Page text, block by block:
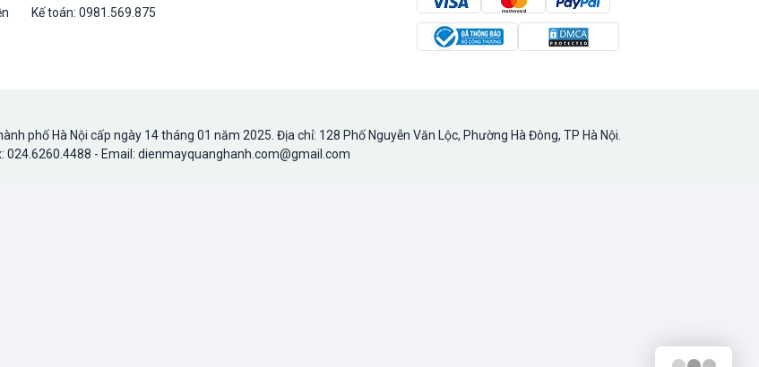
Kế toán: 0981.569.875
phố Hà Nội cấp ngày 14 tháng 01 năm 2025. Địa chỉ: 128 Phố Nguyễn Văn Lộc, Phường Hà Đông, TP Hà Nội.
024.6260.4488 - Email: dienmayquanghanh.com@gmail.com